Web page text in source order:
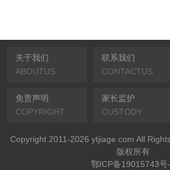
关于我们
ABOUTUS
联系我们
CONTACTUS
免责声明
COPYRIGHT
家长监护
CUSTODY
Copyright 2011-2026 ytjiage.com All
版权所有
鄂ICP备19015743号